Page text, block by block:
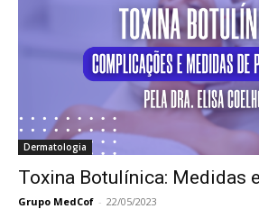
Dermatologia
Toxina Botulínica: Medidas
Grupo MedCof - 22/05/2023